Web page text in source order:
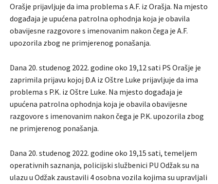
Orašje prijavljuje da ima problema s A.F. iz Orašja. Na mjesto
događaja je upućena patrolna ophodnja koja je obavila
obavijesne razgovore s imenovanim nakon čega je A.F.
upozorila zbog ne primjerenog ponašanja.
Dana 20. studenog 2022. godine oko 19,12 sati PS Orašje je
zaprimila prijavu kojoj Đ.A iz Oštre Luke prijavljuje da ima
problema s P.K. iz Oštre Luke. Na mjesto događaja je
upućena patrolna ophodnja koja je obavila obavijesne
razgovore s imenovanim nakon čega je P.K. upozorila zbog
ne primjerenog ponašanja.
Dana 20. studenog 2022. godine oko 19,15 sati, temeljem
operativnih saznanja, policijski službenici PU Odžak su na
ulazu u Odžak zaustavili 4 osobna vozila kojima su upravljali